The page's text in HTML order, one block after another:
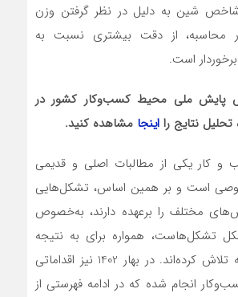
شین به دلیل در نظر گرفتن وزن
محاسبه، از دقت بیشتری نسبت به
است.
پایش ملی محیط کسب‌وکار کشور در
نتایج را اینجا مشاهده کنید.
کار یکی از مطالبات اصلی و قدیمی
است و بر همین اساس، تشکل‌هایی
مختلف را برعهده دارند، به‌خصوص
تشکل‌هاست، همواره برای به نتیجه
رسیدن این مطالبه تلاش کرده‌اند. در بهار 1402 نیز اقداماتی
انجام شده که در ادامه فهرستی از